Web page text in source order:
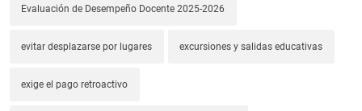
Evaluación de Desempeño Docente 2025-2026
evitar desplazarse por lugares excursiones y salidas educativas
exige el pago retroactivo